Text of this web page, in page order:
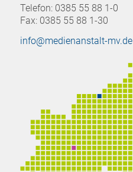
Telefon: 0385 55 88 1-0
Fax: 0385 55 88 1-30
info@medienanstalt-mv.de